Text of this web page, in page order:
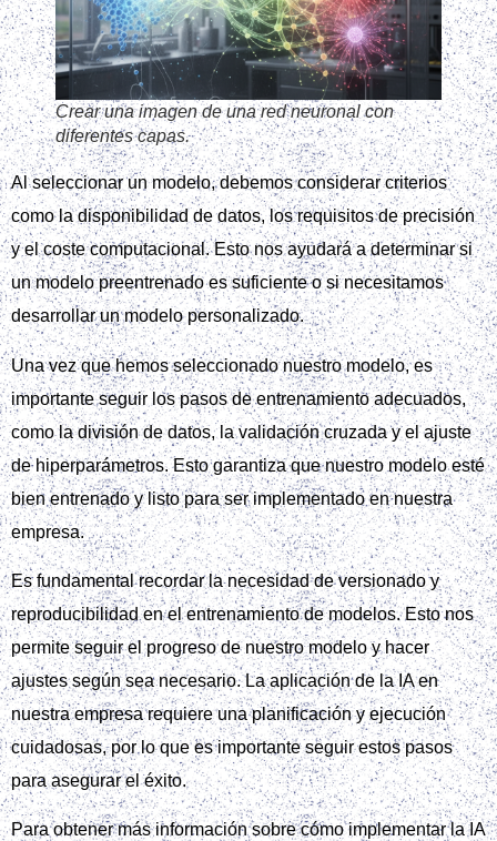
Crear una imagen de una red neuronal con
diferentes capas.
Al seleccionar un modelo, debemos considerar criterios
como la disponibilidad de datos, los requisitos de precisión
y el coste computacional. Esto nos ayudará a determinar si
un modelo preentrenado es suficiente o si necesitamos
desarrollar un modelo personalizado.
Una vez que hemos seleccionado nuestro modelo, es
importante seguir los pasos de entrenamiento adecuados,
como la división de datos, la validación cruzada y el ajuste
de hiperparámetros. Esto garantiza que nuestro modelo esté
bien entrenado y listo para ser implementado en nuestra
empresa.
Es fundamental recordar la necesidad de versionado y
reproducibilidad en el entrenamiento de modelos. Esto nos
permite seguir el progreso de nuestro modelo y hacer
ajustes según sea necesario. La aplicación de la IA en
nuestra empresa requiere una planificación y ejecución
cuidadosas, por lo que es importante seguir estos pasos
para asegurar el éxito.
Para obtener más información sobre cómo implementar la IA